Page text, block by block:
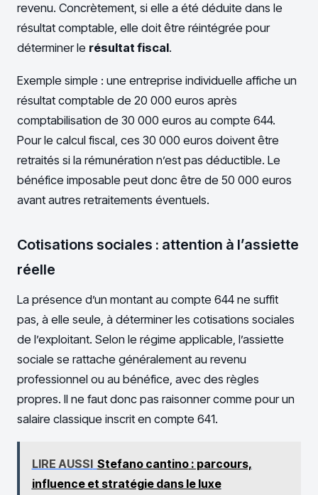
revenu. Concrètement, si elle a été déduite dans le
résultat comptable, elle doit être réintégrée pour
déterminer le résultat fiscal.
Exemple simple : une entreprise individuelle affiche un
résultat comptable de 20 000 euros après
comptabilisation de 30 000 euros au compte 644.
Pour le calcul fiscal, ces 30 000 euros doivent être
retraités si la rémunération n’est pas déductible. Le
bénéfice imposable peut donc être de 50 000 euros
avant autres retraitements éventuels.
Cotisations sociales : attention à l’assiette
réelle
La présence d’un montant au compte 644 ne suffit
pas, à elle seule, à déterminer les cotisations sociales
de l’exploitant. Selon le régime applicable, l’assiette
sociale se rattache généralement au revenu
professionnel ou au bénéfice, avec des règles
propres. Il ne faut donc pas raisonner comme pour un
salaire classique inscrit en compte 641.
LIRE AUSSI Stefano cantino : parcours,
influence et stratégie dans le luxe